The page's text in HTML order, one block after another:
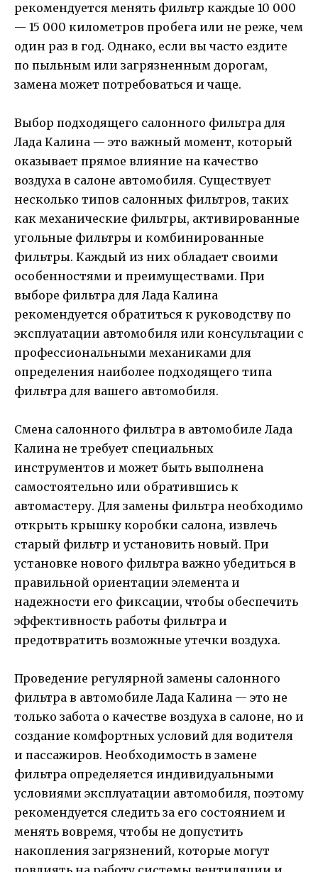
рекомендуется менять фильтр каждые 10 000
— 15 000 километров пробега или не реже, чем
один раз в год. Однако, если вы часто ездите
по пыльным или загрязненным дорогам,
замена может потребоваться и чаще.
Выбор подходящего салонного фильтра для
Лада Калина — это важный момент, который
оказывает прямое влияние на качество
воздуха в салоне автомобиля. Существует
несколько типов салонных фильтров, таких
как механические фильтры, активированные
угольные фильтры и комбинированные
фильтры. Каждый из них обладает своими
особенностями и преимуществами. При
выборе фильтра для Лада Калина
рекомендуется обратиться к руководству по
эксплуатации автомобиля или консультации с
профессиональными механиками для
определения наиболее подходящего типа
фильтра для вашего автомобиля.
Смена салонного фильтра в автомобиле Лада
Калина не требует специальных
инструментов и может быть выполнена
самостоятельно или обратившись к
автомастеру. Для замены фильтра необходимо
открыть крышку коробки салона, извлечь
старый фильтр и установить новый. При
установке нового фильтра важно убедиться в
правильной ориентации элемента и
надежности его фиксации, чтобы обеспечить
эффективность работы фильтра и
предотвратить возможные утечки воздуха.
Проведение регулярной замены салонного
фильтра в автомобиле Лада Калина — это не
только забота о качестве воздуха в салоне, но и
создание комфортных условий для водителя
и пассажиров. Необходимость в замене
фильтра определяется индивидуальными
условиями эксплуатации автомобиля, поэтому
рекомендуется следить за его состоянием и
менять вовремя, чтобы не допустить
накопления загрязнений, которые могут